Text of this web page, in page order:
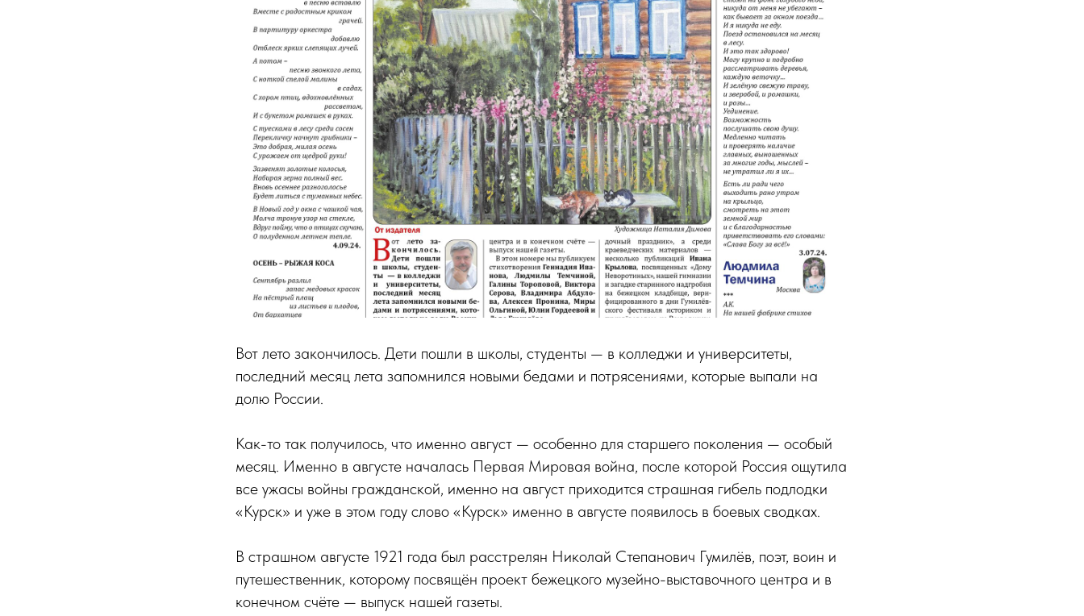
Вот лето закончилось. Дети пошли в школы, студенты — в колледжи и университеты,
последний месяц лета запомнился новыми бедами и потрясениями, которые выпали на
долю России.
Как-то так получилось, что именно август — особенно для старшего поколения — особый
месяц. Именно в августе началась Первая Мировая война, после которой Россия ощутила
все ужасы войны гражданской, именно на август приходится страшная гибель подлодки
«Курск» и уже в этом году слово «Курск» именно в августе появилось в боевых сводках.
В страшном августе 1921 года был расстрелян Николай Степанович Гумилёв, поэт, воин и
путешественник, которому посвящён проект бежецкого музейно-выставочного центра и в
конечном счёте — выпуск нашей газеты.